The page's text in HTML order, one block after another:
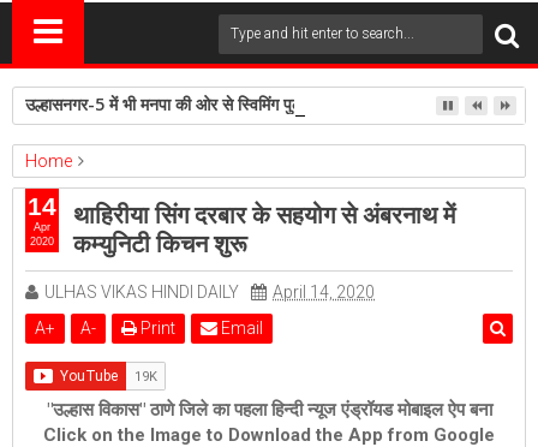
उल्हासनगर-5 में भी मनपा की ओर से स्विमिंग पुल सुविधा हो- शेरी लुंड
Home
ambernath
Featured
ulhasnagar
थाहिरीया सिंग दरबार के सहयोग से अंबरनाथ में कम्युनिटी किचन शुरू
थाहिरीया सिंग दरबार के सहयोग से अंबरनाथ में
कम्युनिटी किचन शुरू
ULHAS VIKAS HINDI DAILY
April 14, 2020
A+ A- Print Email
"उल्हास विकास" ठाणे जिले का पहला हिन्दी न्यूज एंड्रॉयड मोबाइल ऐप बना
Click on the Image to Download the App from Google
14
Apr
2020